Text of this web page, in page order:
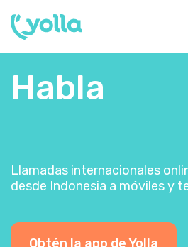
Habla
Llamadas internacionales
desde Indonesia a móviles y
Obtén la app de Yolla